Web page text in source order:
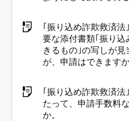
｢振り込め詐欺救済
要な添付書類｢振り
きるもの｣の写しが
が、申請はできます
｢振り込め詐欺救済
たって、申請手数料
か。